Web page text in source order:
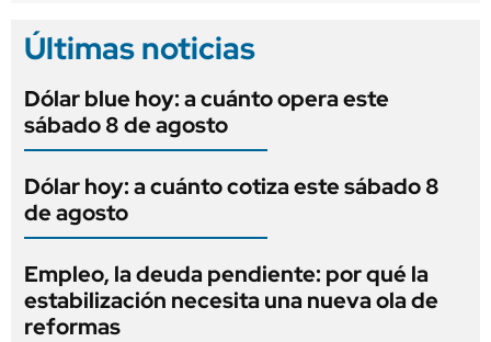
Últimas noticias
Dólar blue hoy: a cuánto opera este
sábado 8 de agosto
Dólar hoy: a cuánto cotiza este sábado 8
de agosto
Empleo, la deuda pendiente: por qué la
estabilización necesita una nueva ola de
reformas